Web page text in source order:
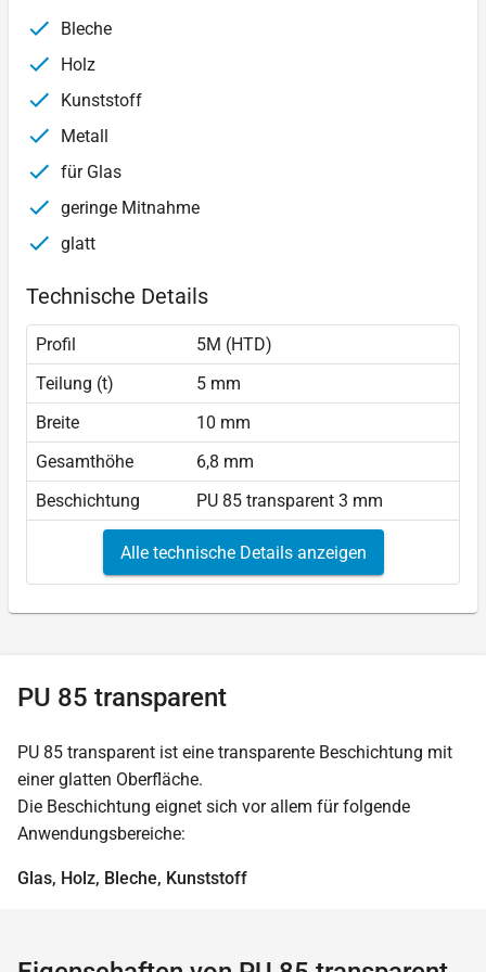
Bleche
Holz
Kunststoff
Metall
für Glas
geringe Mitnahme
glatt
Technische Details
Profil
5M (HTD)
Teilung (t)
5 mm
Breite
10 mm
Gesamthöhe
6,8 mm
Beschichtung
PU 85 transparent 3 mm
Alle technische Details anzeigen
PU 85 transparent
PU 85 transparent ist eine transparente Beschichtung mit
einer glatten Oberfläche.
Die Beschichtung eignet sich vor allem für folgende
Anwendungsbereiche:
Glas, Holz, Bleche, Kunststoff